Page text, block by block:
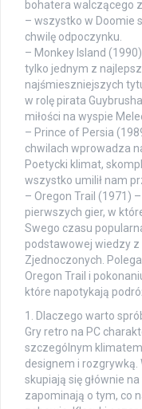
bohatera walczącego
– wszystko w Doomie
chwilę odpoczynku.
– Monkey Island
tylko jednym z
najśmieszniejszych
w rolę pirata
miłości na wyspie
– Prince of Persia
chwilach wprowadza
Poetycki klimat,
wszystko umilił nam
– Oregon Trail (1971)
pierwszych gier, w
Swego czasu
podstawowej wiedzy
Zjednoczonych.
Oregon Trail i
które napotykają
1. Dlaczego warto
Gry retro na PC
szczególnym
designem i rozgrywką.
skupiają się głównie
zapominają o tym, co